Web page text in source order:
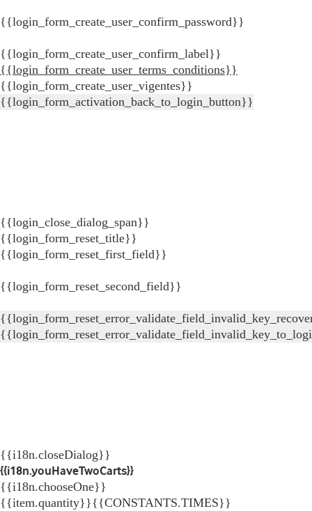
{{login_form_create_user_confirm_password}}
{{login_form_create_user_confirm_label}}
{{login_form_create_user_terms_conditions}}
{{login_form_create_user_vigentes}}
{{login_form_activation_back_to_login_button}}
{{login_close_dialog_span}}
{{login_form_reset_title}}
{{login_form_reset_first_field}}
{{login_form_reset_second_field}}
{{i18n.closeDialog}}
{{i18n.youHaveTwoCarts}}
{{i18n.chooseOne}}
{{item.quantity}}{{CONSTANTS.TIMES}}